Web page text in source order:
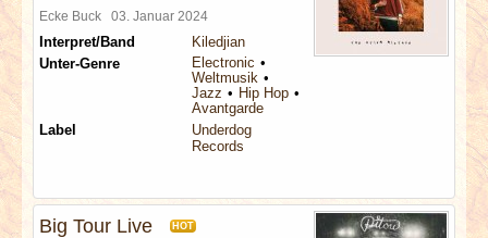
Ecke Buck 03. Januar 2024
Interpret/Band
Kiledjian
Unter-Genre
Electronic
Weltmusik
Jazz
Hip Hop
Avantgarde
Label
Underdog
Records
Big Tour Live HOT